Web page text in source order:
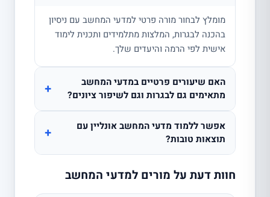
מומלץ לבחור מורה פרטי למדעי המחשב עם ניסיון
בהכנה לבגרות, המלצות מתלמידים ותכנית לימוד
אישית לפי הרמה והיעדים שלך.
האם שיעורים פרטיים במדעי המחשב
מתאימים גם לבגרות וגם לשיפור ציונים?
+
אפשר ללמוד מדעי המחשב אונליין עם
תוצאות טובות?
+
חוות דעת על מורים למדעי המחשב